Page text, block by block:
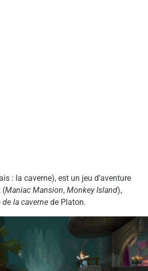
: la caverne), est un jeu d’aventure
(Maniac Mansion, Monkey Island),
la caverne de Platon.